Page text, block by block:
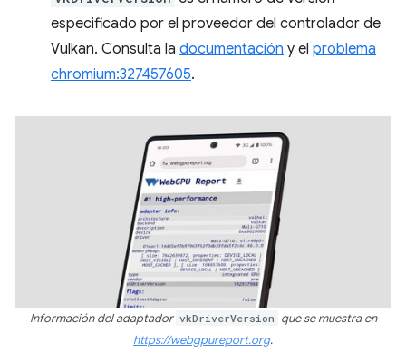
especificado por el proveedor del controlador de
Vulkan. Consulta la documentación y el problema
chromium:327457605.
Información del adaptador vkDriverVersion que se muestra en
https://webgpureport.org.